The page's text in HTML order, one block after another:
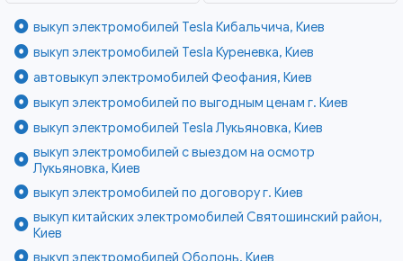
выкуп электромобилей Tesla Кибальчича, Киев
выкуп электромобилей Tesla Куреневка, Киев
автовыкуп электромобилей Феофания, Киев
выкуп электромобилей по выгодным ценам г. Киев
выкуп электромобилей Tesla Лукьяновка, Киев
выкуп электромобилей с выездом на осмотр
Лукьяновка, Киев
выкуп электромобилей по договору г. Киев
выкуп китайских электромобилей Святошинский район,
Киев
выкуп электромобилей Оболонь, Киев